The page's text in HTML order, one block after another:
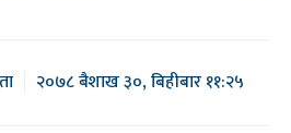
२०७८ बैशाख ३०, बिहीबार ११:२५